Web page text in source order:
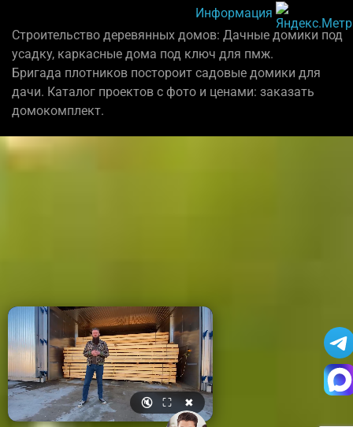
Информация
Строительство деревянных домов: Дачные домики под
усадку, каркасные дома под ключ для пмж.
Бригада плотников постороит садовые домики для
дачи. Каталог проектов с фото и ценами: заказать
домокомплект.
🔇 ⛶ ✖